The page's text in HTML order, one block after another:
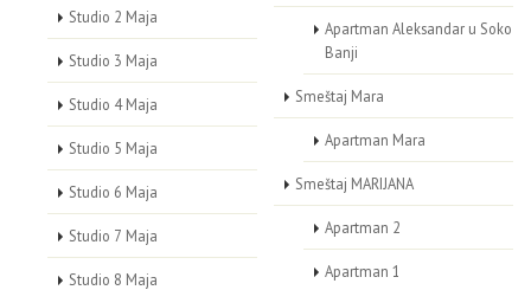
Studio 2 Maja
Studio 3 Maja
Studio 4 Maja
Studio 5 Maja
Studio 6 Maja
Studio 7 Maja
Studio 8 Maja
Apartman Aleksandar u Soko
Banji
Smeštaj Mara
Apartman Mara
Smeštaj MARIJANA
Apartman 2
Apartman 1